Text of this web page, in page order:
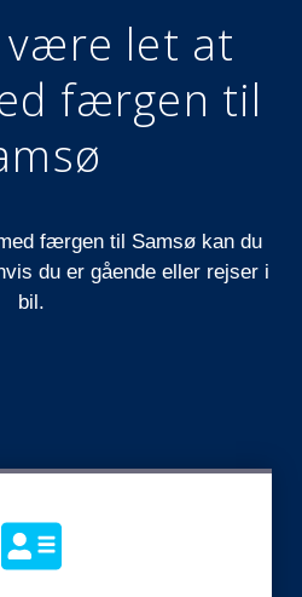
være let at
færgen til
færgen til Samsø kan du
du er gående eller rejser i
bil.